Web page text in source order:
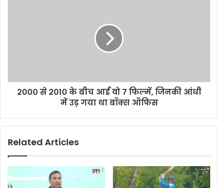
2000 से 2010 के बीच आईं वो 7 फिल्में, जिनकी आंधी
में उड़ गया था बॉक्स ऑफिस
Related Articles